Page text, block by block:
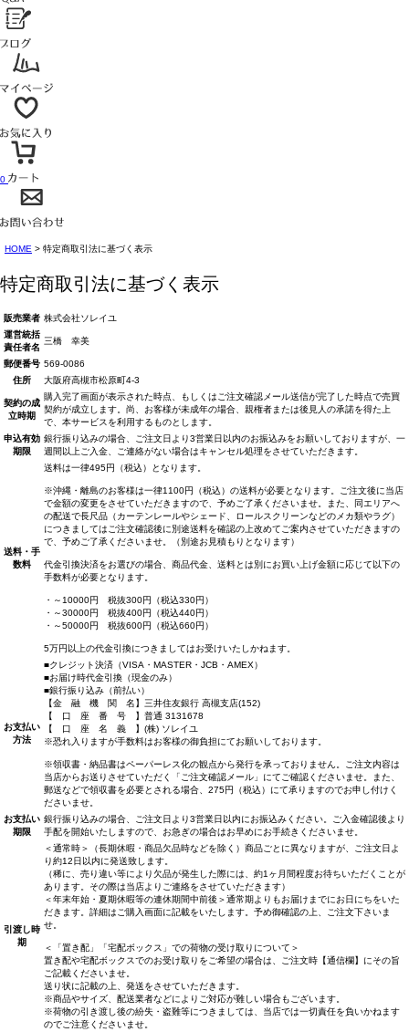
0
HOME 特定商取引法に基づく表示
特定商取引法に基づく表示
販売業者 株式会社ソレイユ
運営統括
責任者名
三橋 幸美
郵便番号 569-0086
住所
大阪府高槻市松原町4-3
契約の成
立時期
購入完了画面が表示された時点、もしくはご注文確認メール送信が完了した時点で売買
契約が成立します。尚、お客様が未成年の場合、親権者または後見人の承諾を得た上
で、本サービスを利用するものとします。
申込有効
期限
銀行振り込みの場合、ご注文日より3営業日以内のお振込みをお願いしておりますが、一
週間以上ご入金、ご連絡がない場合はキャンセル処理をさせていただきます。
送料・手
数料
送料は一律495円（税込）となります。
※沖縄・離島のお客様は一律1100円（税込）の送料が必要となります。ご注文後に当店
で金額の変更をさせていただきますので、予めご了承くださいませ。また、同エリアへ
の配送で長尺品（カーテンレールやシェード、ロールスクリーンなどのメカ類やラグ）
につきましてはご注文確認後に別途送料を確認の上改めてご案内させていただきますの
で、予めご了承くださいませ。（別途お見積もりとなります）
代金引換決済をお選びの場合、商品代金、送料とは別にお買い上げ金額に応じて以下の
手数料が必要となります。
・～10000円 税抜300円（税込330円）
・～30000円 税抜400円（税込440円）
・～50000円 税抜600円（税込660円）
5万円以上の代金引換につきましてはお受けいたしかねます。
お支払い
方法
■クレジット決済（VISA・MASTER・JCB・AMEX）
■お届け時代金引換（現金のみ）
■銀行振り込み（前払い）
【金 融 機 関 名】三井住友銀行 高槻支店(152)
【 口 座 番 号 】普通 3131678
【 口 座 名 義 】(株) ソレイユ
※恐れ入りますが手数料はお客様の御負担にてお願いしております。
※領収書・納品書はペーパーレス化の観点から発行を承っておりません。ご注文内容は
当店からお送りさせていただく「ご注文確認メール」にてご確認くださいませ。また、
郵送などで領収書を必要とされる場合、275円（税込）にて承りますのでお申し付けく
ださいませ。
お支払い
期限
銀行振り込みの場合、ご注文日より3営業日以内にお振込みください。ご入金確認後より
手配を開始いたしますので、お急ぎの場合はお早めにお手続きくださいませ。
引渡し時
期
＜通常時＞（長期休暇・商品欠品時などを除く）商品ごとに異なりますが、ご注文日よ
り約12日以内に発送致します。
（稀に、売り違い等により欠品が発生した際には、約1ヶ月間程度お待ちいただくことが
あります。その際は当店よりご連絡をさせていただきます）
＜年末年始・夏期休暇等の連休期間中前後＞通常期よりもお届けまでにお日にちをいた
だきます。詳細はご購入画面に記載をいたします。予め御確認の上、ご注文下さいま
せ。
＜「置き配」「宅配ボックス」での荷物の受け取りについて＞
置き配や宅配ボックスでのお受け取りをご希望の場合は、ご注文時【通信欄】にその旨
ご記載くださいませ。
送り状に記載の上、発送をさせていただきます。
※商品やサイズ、配送業者などによりご対応が難しい場合もございます。
※荷物の引き渡し後の紛失・盗難等につきましては、当店では一切責任を負いかねます
のでご注意くださいませ。